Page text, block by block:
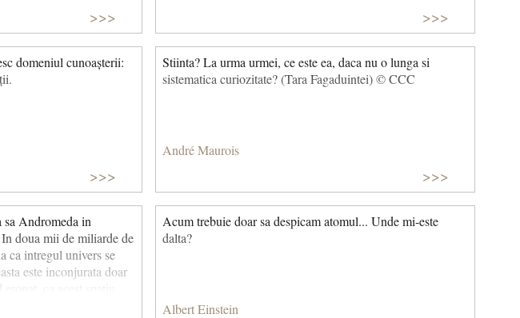
>>>
Continutul de informatie scade. Am nevoie de mai multe
cuvinte pentru a descrie catedrala decat gramada de pietre.
>>>
domeniul cunoașterii:
>>>
Stiinta? La urma urmei, ce este ea, daca nu o lunga si
sistematica curiozitate? (Tara Fagaduintei) © CCC
André Maurois
>>>
sa Andromeda in
doua mii de miliarde de
ca intregul univers se
este inconjurata doar
ca acest spatiu
din afara metagalaxiei,
Acum trebuie doar sa despicam atomul... Unde mi-este
dalta?
Albert Einstein